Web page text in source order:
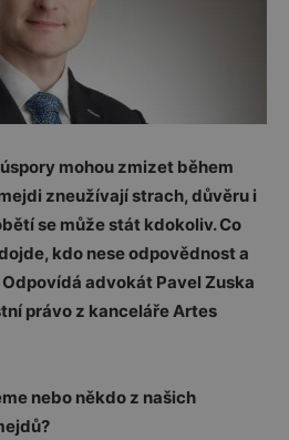
mohou zmizet během
zneužívají strach, důvěru i
se může stát kdokoliv. Co
kdo nese odpovědnost a
advokát Pavel Zuska
právo z kanceláře Artes
nebo někdo z našich